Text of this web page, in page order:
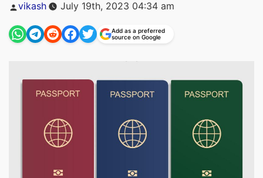
Posted
vikash July 19th, 2023 04:34 am
Add as a preferred
source on Google